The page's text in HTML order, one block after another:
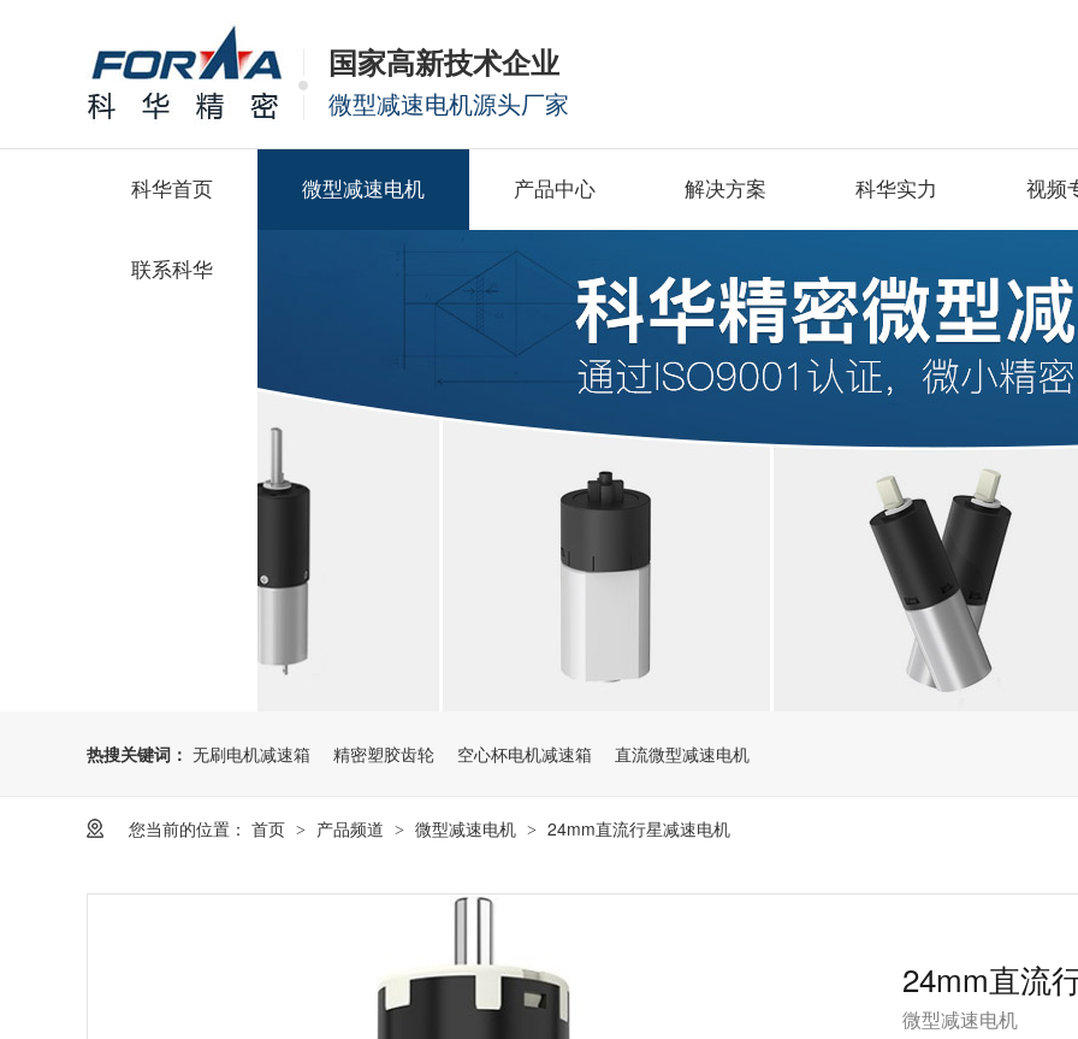
国家高新技术企业
微型减速电机源头厂家
科华首页 微型减速电机 产品中心 解决方案 科华实力 视频
联系科华
热搜关键词： 无刷电机减速箱 精密塑胶齿轮 空心杯电机减速箱 直流微型减速电机
您当前的位置： 首页 > 产品频道 > 微型减速电机 > 24mm直流行星减速电机
24mm直流
微型减速电机